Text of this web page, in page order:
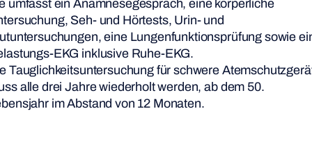
umfasst ein Anamnesegespräch, eine körperliche
Seh- und Hörtests, Urin- und
eine Lungenfunktionsprüfung sowie
EKG inklusive Ruhe-EKG.
Tauglichkeitsuntersuchung für schwere
alle drei Jahre wiederholt werden, ab dem 50.
im Abstand von 12 Monaten.